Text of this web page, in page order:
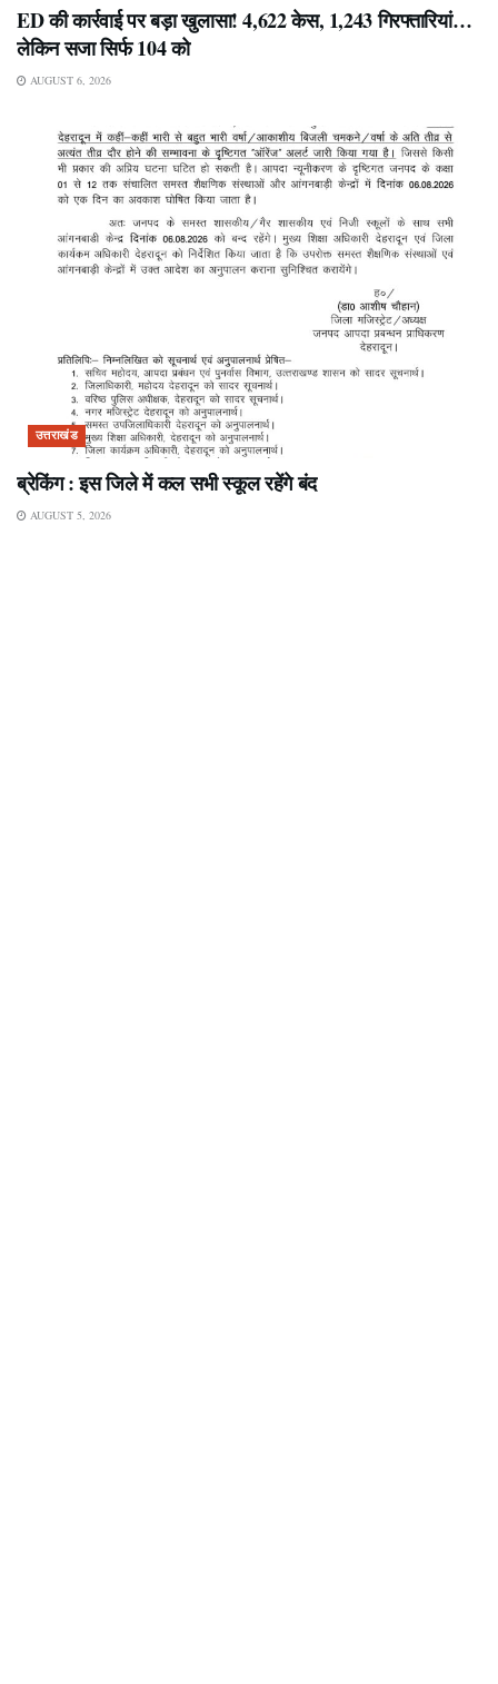
ED की कार्रवाई पर बड़ा खुलासा! 4,622 केस, 1,243 गिरफ्तारियां…
लेकिन सजा सिर्फ 104 को
AUGUST 6, 2026
उत्तराखंड
ब्रेकिंग : इस जिले में कल सभी स्कूल रहेंगे बंद
AUGUST 5, 2026